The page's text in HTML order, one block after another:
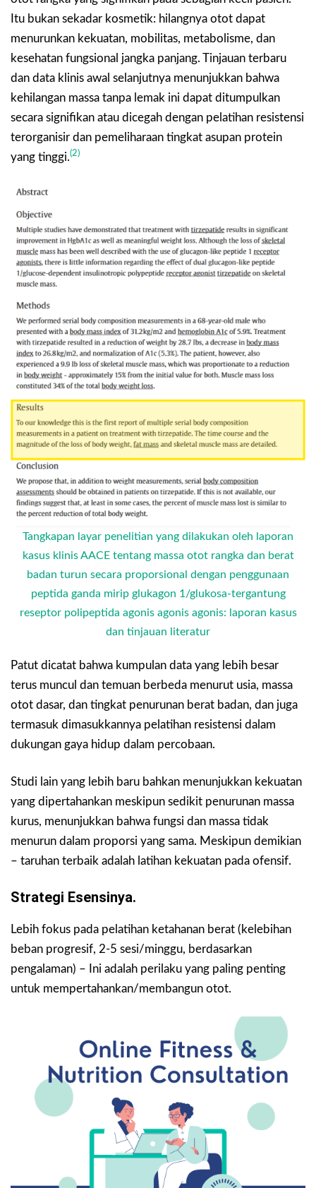
Itu bukan sekadar kosmetik: hilangnya otot dapat
menurunkan kekuatan, mobilitas, metabolisme, dan
kesehatan fungsional jangka panjang. Tinjauan terbaru
dan data klinis awal selanjutnya menunjukkan bahwa
kehilangan massa tanpa lemak ini dapat ditumpulkan
secara signifikan atau dicegah dengan pelatihan resistensi
terorganisir dan pemeliharaan tingkat asupan protein
yang tinggi.(2)
Tangkapan layar penelitian yang dilakukan oleh laporan
kasus klinis AACE tentang massa otot rangka dan berat
badan turun secara proporsional dengan penggunaan
peptida ganda mirip glukagon 1/glukosa-tergantung
reseptor polipeptida agonis agonis agonis: laporan kasus
dan tinjauan literatur
Patut dicatat bahwa kumpulan data yang lebih besar
terus muncul dan temuan berbeda menurut usia, massa
otot dasar, dan tingkat penurunan berat badan, dan juga
termasuk dimasukkannya pelatihan resistensi dalam
dukungan gaya hidup dalam percobaan.
Studi lain yang lebih baru bahkan menunjukkan kekuatan
yang dipertahankan meskipun sedikit penurunan massa
kurus, menunjukkan bahwa fungsi dan massa tidak
menurun dalam proporsi yang sama. Meskipun demikian
– taruhan terbaik adalah latihan kekuatan pada ofensif.
Strategi Esensinya.
Lebih fokus pada pelatihan ketahanan berat (kelebihan
beban progresif, 2-5 sesi/minggu, berdasarkan
pengalaman) – Ini adalah perilaku yang paling penting
untuk mempertahankan/membangun otot.